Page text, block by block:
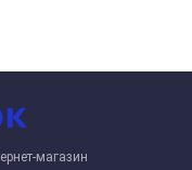
магазин